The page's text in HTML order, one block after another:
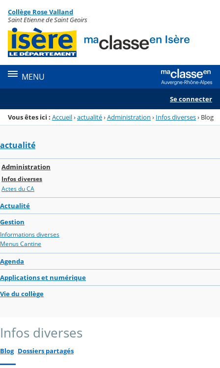
Menu de la rubrique
Contenu
Collège Rose Valland
Saint Etienne de Saint Geoirs
MENU
Se connecter
Vous êtes ici : Accueil›actualité›Administration › Infos diverses› Blog
actualité
Administration
Infos diverses
Actes du CA
Actualité
Gestion
Informations diverses
Menus Cantine
Agenda
Applications et numérique
Vie du collège
Infos diverses
Blog Dossiers partagés